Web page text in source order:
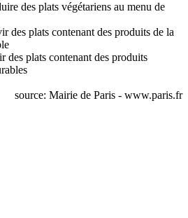
des plats végétariens au menu de
des plats contenant des produits de la
des plats contenant des produits
source: Mairie de Paris - www.paris.fr